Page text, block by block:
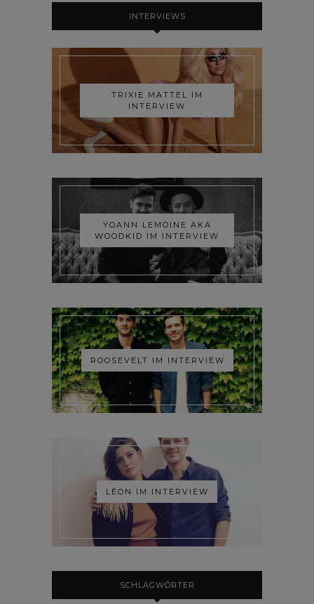
INTERVIEWS
TRIXIE MATTEL IM
INTERVIEW
YOANN LEMOINE AKA
WOODKID IM INTERVIEW
ROOSEVELT IM INTERVIEW
LÉON IM INTERVIEW
SCHLAGWÖRTER